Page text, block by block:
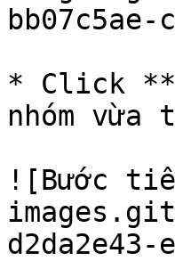
* Click
nhóm
![Bước